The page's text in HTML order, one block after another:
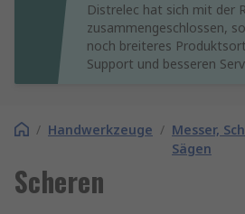
Distrelec hat sich mit der
zusammengeschlossen,
noch breiteres
Support und besseren
/ Handwerkzeuge / Messer,
Sägen
Scheren